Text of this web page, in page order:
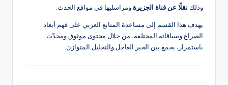
وذلك نقلًا عن قناة الجزيرةومراسليها في مواقع الحدث.
يهدف هذا القسم إلى مساعدة المتابع العربي على فهم أبعاد
الصراع وسياقاته المختلفة، من خلال محتوى موثوق ومحدّث
باستمرار، يجمع بين الخبر العاجل والتحليل المتوازن.